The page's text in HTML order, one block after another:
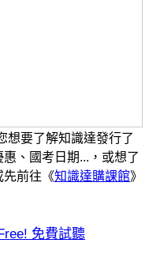
想要了解知識達發行了
惠、國考日期...，或想了
先前往《知識達購課館》
免費試聽